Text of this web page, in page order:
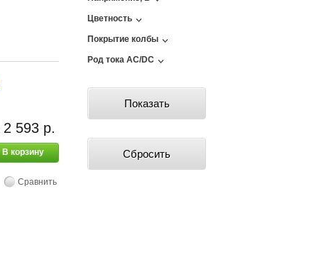
2 593 р.
В корзину
Сравнить
Цветность
Покрытие колбы
Род тока АС/DC